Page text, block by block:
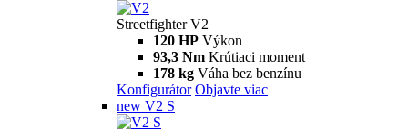
Streetfighter V2
120 HP Výkon
93,3 Nm Krútiaci moment
178 kg Váha bez benzínu
Konfigurátor Objavte viac
new V2 S